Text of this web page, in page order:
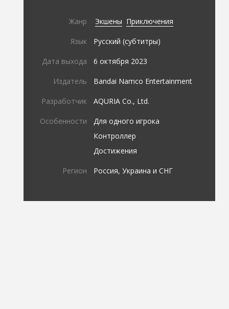
Жанр Экшены Приключения
Язык Русский (субтитры)
Дата выхода 6 октября 2023
Издатель Bandai Namco Entertainment
Разработчик AQURIA Co., Ltd.
Особенности
Для одного игрока
Контроллер
Достижения
Регион Россия, Украина и СНГ